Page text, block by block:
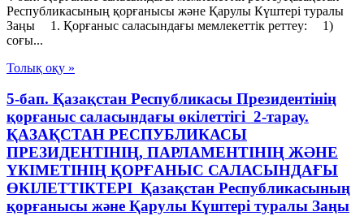
Республикасының қорғанысы және Қарулы Күштері туралы
Заңы 1. Қорғаныс саласындағы мемлекеттік реттеу: 1)
соғы...
Толық оқу »
5-бап. Қазақстан Республикасы Президентінің
қорғаныс саласындағы өкілеттігі 2-тарау.
ҚАЗАҚСТАН РЕСПУБЛИКАСЫ
ПРЕЗИДЕНТIНIҢ, ПАРЛАМЕНТIНIҢ ЖӘНЕ
ҮКIМЕТIНIҢ ҚОРҒАНЫС САЛАСЫНДАҒЫ
ӨКIЛЕТТIКТЕРI Қазақстан Республикасының
қорғанысы және Қарулы Күштері туралы Заңы